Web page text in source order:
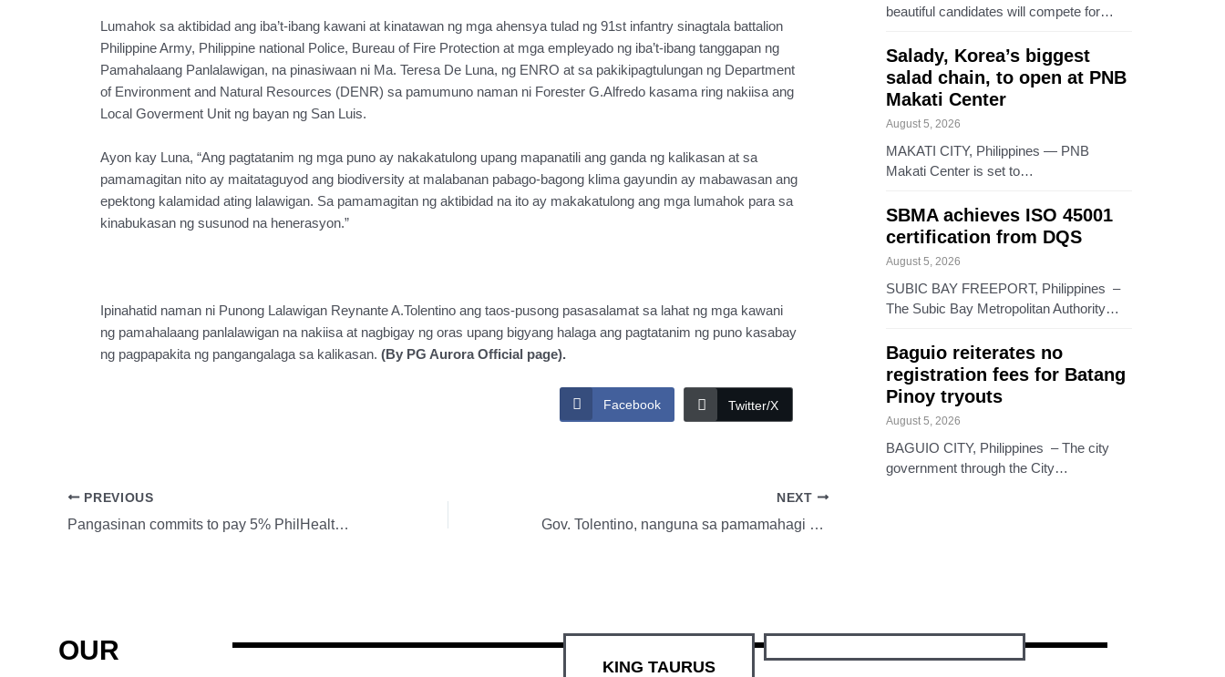
Lumahok sa aktibidad ang iba’t-ibang kawani at kinatawan ng mga ahensya tulad ng 91st infantry sinagtala battalion
Philippine Army, Philippine national Police, Bureau of Fire Protection at mga empleyado ng iba’t-ibang tanggapan ng
Pamahalaang Panlalawigan, na pinasiwaan ni Ma. Teresa De Luna, ng ENRO at sa pakikipagtulungan ng Department
of Environment and Natural Resources (DENR) sa pamumuno naman ni Forester G.Alfredo kasama ring nakiisa ang
Local Goverment Unit ng bayan ng San Luis.
Ayon kay Luna, “Ang pagtatanim ng mga puno ay nakakatulong upang mapanatili ang ganda ng kalikasan at sa
pamamagitan nito ay maitataguyod ang biodiversity at malabanan pabago-bagong klima gayundin ay mabawasan ang
epektong kalamidad ating lalawigan. Sa pamamagitan ng aktibidad na ito ay makakatulong ang mga lumahok para sa
kinabukasan ng susunod na henerasyon.”
Ipinahatid naman ni Punong Lalawigan Reynante A.Tolentino ang taos-pusong pasasalamat sa lahat ng mga kawani
ng pamahalaang panlalawigan na nakiisa at nagbigay ng oras upang bigyang halaga ang pagtatanim ng puno kasabay
ng pagpapakita ng pangangalaga sa kalikasan. (By PG Aurora Official page).
Facebook Twitter/X
PREVIOUS
Pangasinan commits to pay 5% PhilHealth premium contributions of JOs,COS
NEXT
Gov. Tolentino, nanguna sa pamamahagi ng social pension sa 485 beneficiaries sa Dilasag, Aurora
beautiful candidates will compete for…
Salady, Korea’s biggest
salad chain, to open at PNB
Makati Center
August 5, 2026
MAKATI CITY, Philippines — PNB
Makati Center is set to…
SBMA achieves ISO 45001
certification from DQS
August 5, 2026
SUBIC BAY FREEPORT, Philippines –
The Subic Bay Metropolitan Authority…
Baguio reiterates no
registration fees for Batang
Pinoy tryouts
August 5, 2026
BAGUIO CITY, Philippines – The city
government through the City…
OUR
KING TAURUS